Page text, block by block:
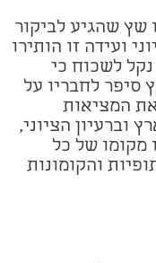
עם חברו שץ שהגיע לביקור
ועידה זו הותירו
לשכוח כי
לחבריו על
המציאות
וברעיון הציוני,
מקומו של כל
והקומונות